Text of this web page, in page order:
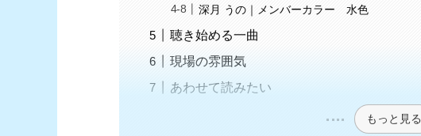
深月 うの｜メンバーカラー 水色
聴き始める一曲
現場の雰囲気
あわせて読みたい
もっと見る